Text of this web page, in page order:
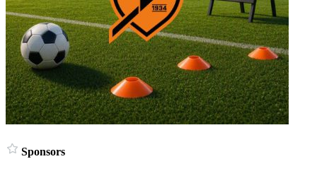
Sponsors